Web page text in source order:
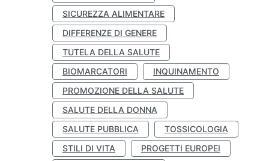
SICUREZZA ALIMENTARE
DIFFERENZE DI GENERE
TUTELA DELLA SALUTE
BIOMARCATORI
INQUINAMENTO
PROMOZIONE DELLA SALUTE
SALUTE DELLA DONNA
SALUTE PUBBLICA
TOSSICOLOGIA
STILI DI VITA
PROGETTI EUROPEI